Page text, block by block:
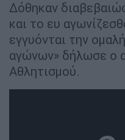
Δόθηκαν
και το ευ
εγγυόνται την
αγώνων» δήλωσε ο
Αθλητισμού.